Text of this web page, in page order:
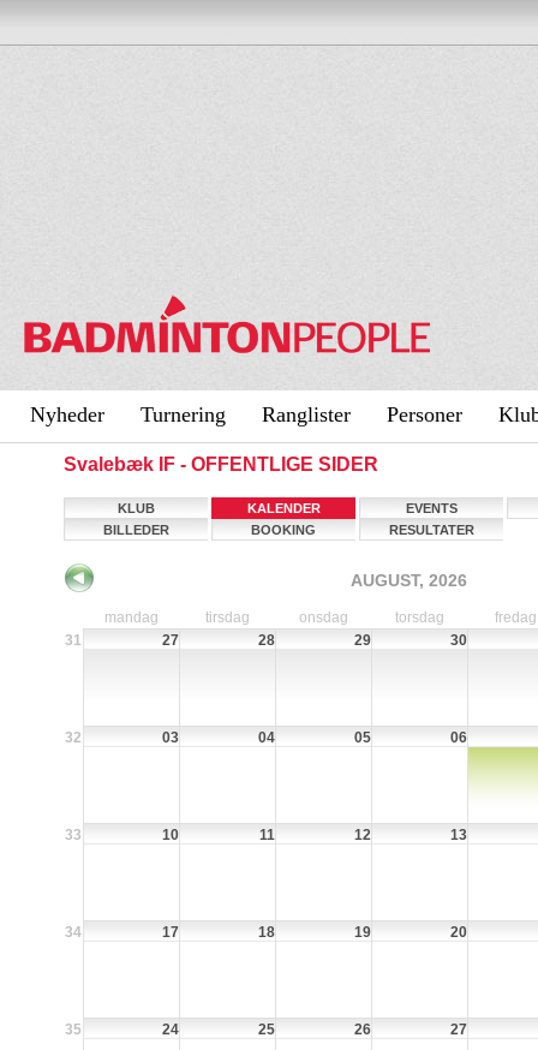
Nyheder Turnering Ranglister Personer
Svalebæk IF - OFFENTLIGE SIDER
KLUB KALENDER
EVENTS
BILLEDER
BOOKING RESULTATER
AUGUST, 2026
mandag tirsdag onsdag torsdag
fredag
31
27 28 29 30
32 03 04 05 06
33 10 11 12 13
34 17 18 19 20
35 24 25 26 27